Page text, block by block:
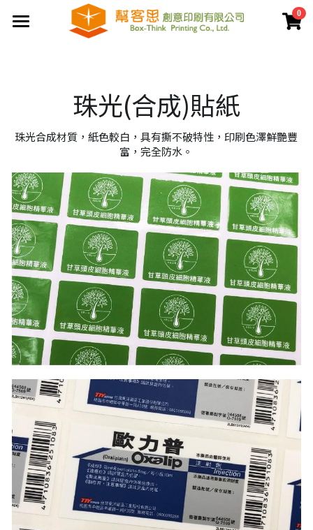
0
客製印刷包裝
結構設計打樣中心
彩盒包裝
客製提袋
陳列架包裝
貼紙印刷
文宣品印刷
聯盒打樣生產中心
服務案例
價格專區
檔案上傳區
常見問題
登錄 /註冊
Line 即時客服
珠光(合成)貼紙
珠光合成材質，紙色較白，具有撕不破特性，印刷色澤鮮艷豐
富，完全防水。
×
商品分類
節慶公版包裝盒
公版提袋
公版天地盒
公版手提盒
公版掀蓋盒
公版派盒
公版抽屜盒
公版酒盒
公版雙扣提盒
公版T型提盒
素色系列公版盒
宅配外箱